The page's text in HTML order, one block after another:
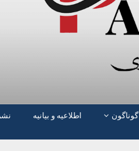
گوناگون اطلاعیه و بیانیه